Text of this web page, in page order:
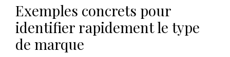
Exemples concrets pour
identifier rapidement le type
de marque